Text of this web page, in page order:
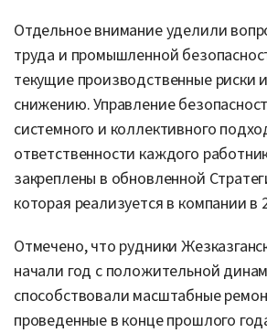
Отдельное внимание уделили
труда и промышленной
текущие производственные риски
снижению. Управление
системного и коллективного
ответственности каждого
закреплены в обновленной
которая реализуется в компании в
Отмечено, что рудники
начали год с положительной
способствовали масштабные
проведенные в конце прошлого